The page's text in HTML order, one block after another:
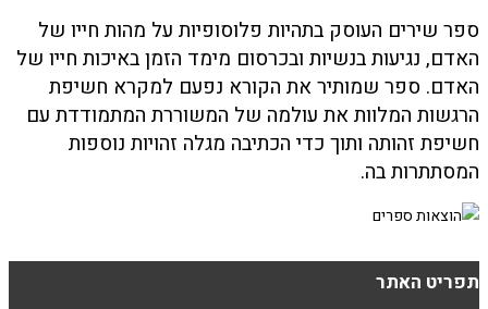
ספר שירים העוסק בתהיות פלוסופיות על מהות חייו של
האדם, נגיעות בנשיות ובכרסום מימד הזמן באיכות חייו של
האדם. ספר שמותיר את הקורא נפעם למקרא חשיפת
הרגשות המלוות את עולמה של המשוררת המתמודדת עם
חשיפת זהותה ותוך כדי הכתיבה מגלה זהויות נוספות
המסתתרות בה.
תפריט האתר